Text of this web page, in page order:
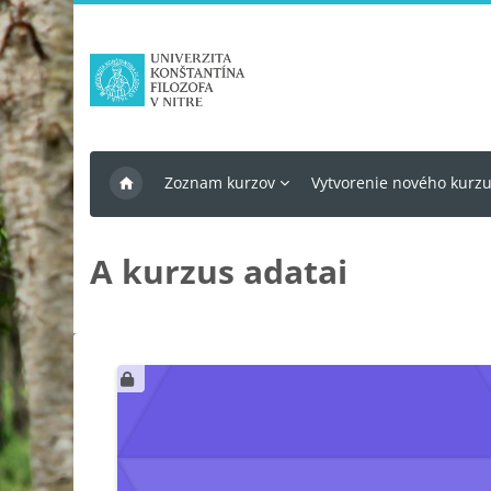
Tovább a fő tartalomhoz
Zoznam kurzov Vytvorenie nového kurzu
A kurzus adatai